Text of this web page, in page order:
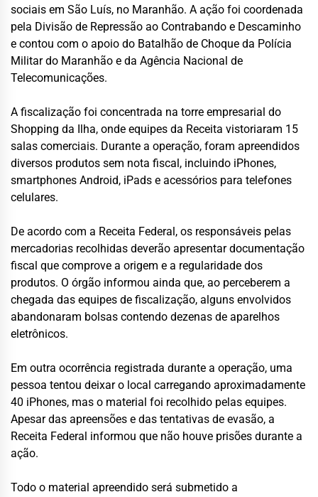
sociais em São Luís, no Maranhão. A ação foi coordenada
pela Divisão de Repressão ao Contrabando e Descaminho
e contou com o apoio do Batalhão de Choque da Polícia
Militar do Maranhão e da Agência Nacional de
Telecomunicações.
A fiscalização foi concentrada na torre empresarial do
Shopping da Ilha, onde equipes da Receita vistoriaram 15
salas comerciais. Durante a operação, foram apreendidos
diversos produtos sem nota fiscal, incluindo iPhones,
smartphones Android, iPads e acessórios para telefones
celulares.
De acordo com a Receita Federal, os responsáveis pelas
mercadorias recolhidas deverão apresentar documentação
fiscal que comprove a origem e a regularidade dos
produtos. O órgão informou ainda que, ao perceberem a
chegada das equipes de fiscalização, alguns envolvidos
abandonaram bolsas contendo dezenas de aparelhos
eletrônicos.
Em outra ocorrência registrada durante a operação, uma
pessoa tentou deixar o local carregando aproximadamente
40 iPhones, mas o material foi recolhido pelas equipes.
Apesar das apreensões e das tentativas de evasão, a
Receita Federal informou que não houve prisões durante a
ação.
Todo o material apreendido será submetido a